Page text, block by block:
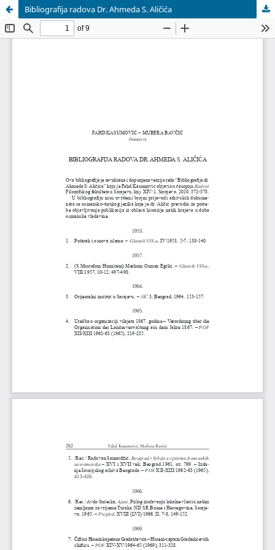
Bibliografija radova Dr. Ahmeda S. Aličića